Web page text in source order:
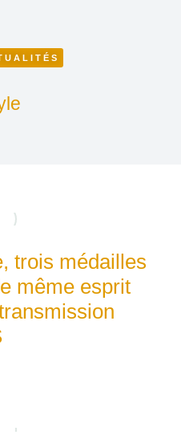
trois médailles
même esprit